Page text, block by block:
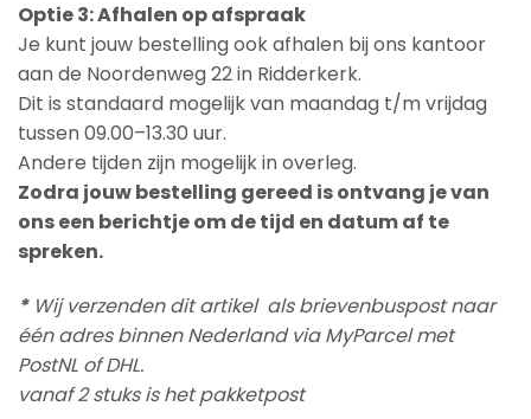
Optie 3: Afhalen op afspraak
Je kunt jouw bestelling ook afhalen bij ons kantoor
aan de Noordenweg 22 in Ridderkerk.
Dit is standaard mogelijk van maandag t/m vrijdag
tussen 09.00–13.30 uur.
Andere tijden zijn mogelijk in overleg.
Zodra jouw bestelling gereed is ontvang je van
ons een berichtje om de tijd en datum af te
spreken.
* Wij verzenden dit artikel als brievenbuspost naar
één adres binnen Nederland via MyParcel met
PostNL of DHL.
vanaf 2 stuks is het pakketpost